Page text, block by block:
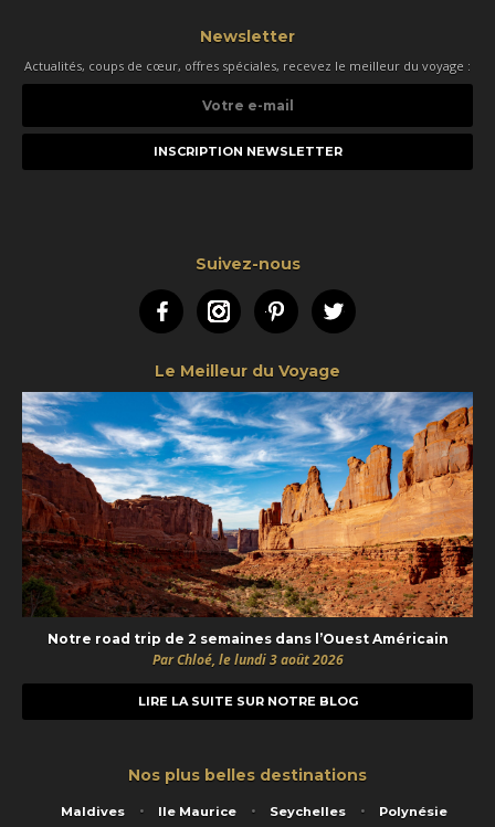
Newsletter
Actualités, coups de cœur, offres spéciales, recevez le meilleur du voyage :
e-
Suivez-nous
FacebookInstagramPinterestTwitter
Le Meilleur du Voyage
Notre road trip de 2 semaines dans l’Ouest Américain
Par Chloé, le lundi 3 août 2026
LIRE LA SUITE SUR NOTRE BLOG
Nos plus belles destinations
Maldives Ile Maurice Seychelles Polynésie